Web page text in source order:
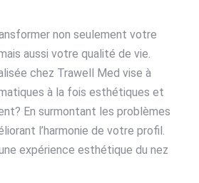
non seulement votre
aussi votre qualité de vie.
chez Trawell Med vise à
à la fois esthétiques et
En surmontant les problèmes
l’harmonie de votre profil.
expérience esthétique du nez